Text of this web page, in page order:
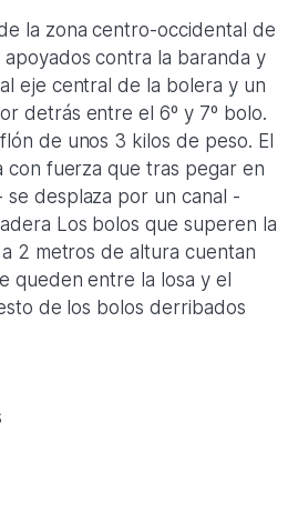
la zona centro-occidental de
contra la baranda y
eje central de la bolera y un
detrás entre el 6º y 7º bolo.
de unos 3 kilos de peso. El
con fuerza que tras pegar en
desplaza por un canal -
Los bolos que superen la
2 metros de altura cuentan
queden entre la losa y el
de los bolos derribados